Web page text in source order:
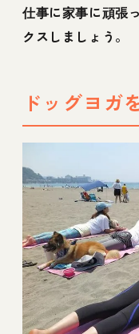
仕事に家事に頑張
クスしましょう。
ドッグヨガ